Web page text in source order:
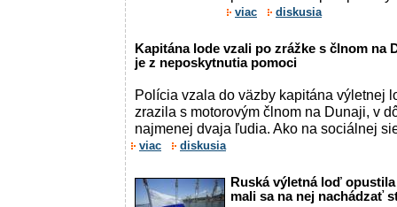
viac diskusia
Kapitána lode vzali po zrážke s člnom na
je z neposkytnutia pomoci
Polícia vzala do väzby kapitána výletnej
zrazila s motorovým člnom na Dunaji, v
najmenej dvaja ľudia. Ako na sociálnej
viac diskusia
Ruská výletná loď
mali sa na nej nachádzať